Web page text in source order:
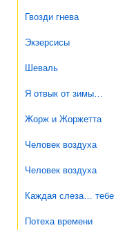
Гвозди гнева
Экзерсисы
Шеваль
Я отвык от зимы…
Жорж и Жоржетта
Человек воздуха
Человек воздуха
Каждая слеза… тебе
Потеха времени